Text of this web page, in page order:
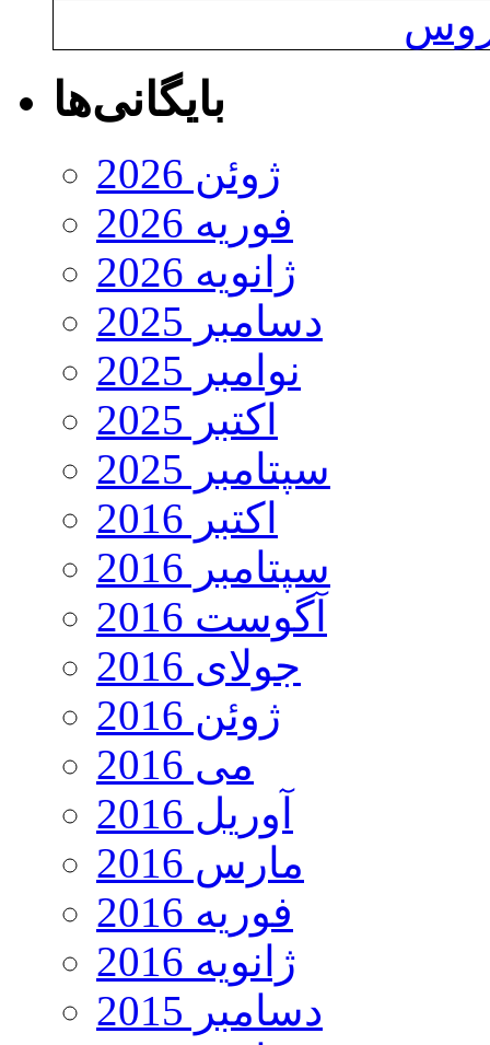
بایگانی‌ها
ژوئن 2026
فوریه 2026
ژانویه 2026
دسامبر 2025
نوامبر 2025
اکتبر 2025
سپتامبر 2025
اکتبر 2016
سپتامبر 2016
آگوست 2016
جولای 2016
ژوئن 2016
می 2016
آوریل 2016
مارس 2016
فوریه 2016
ژانویه 2016
دسامبر 2015